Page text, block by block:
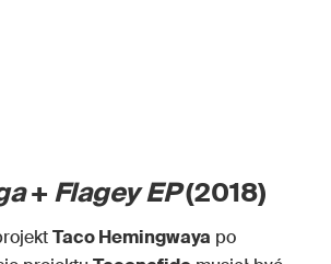
+ Flagey EP(2018)
Taco Hemingwaya po